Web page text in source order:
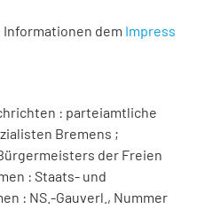
dem Impress
: parteiamtliche
Bremens ;
der Freien
: Staats- und
: NS.-Gauverl., Nummer